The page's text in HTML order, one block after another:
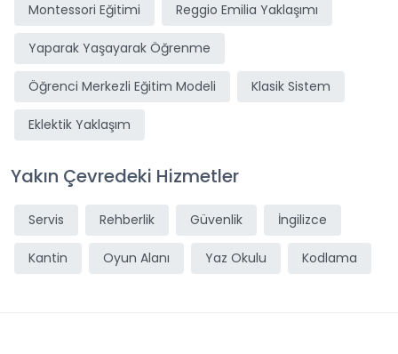
Montessori Eğitimi Reggio Emilia Yaklaşımı
Yaparak Yaşayarak Öğrenme
Öğrenci Merkezli Eğitim Modeli Klasik Sistem
Eklektik Yaklaşım
Yakın Çevredeki Hizmetler
Servis Rehberlik Güvenlik İngilizce
Kantin Oyun Alanı Yaz Okulu Kodlama